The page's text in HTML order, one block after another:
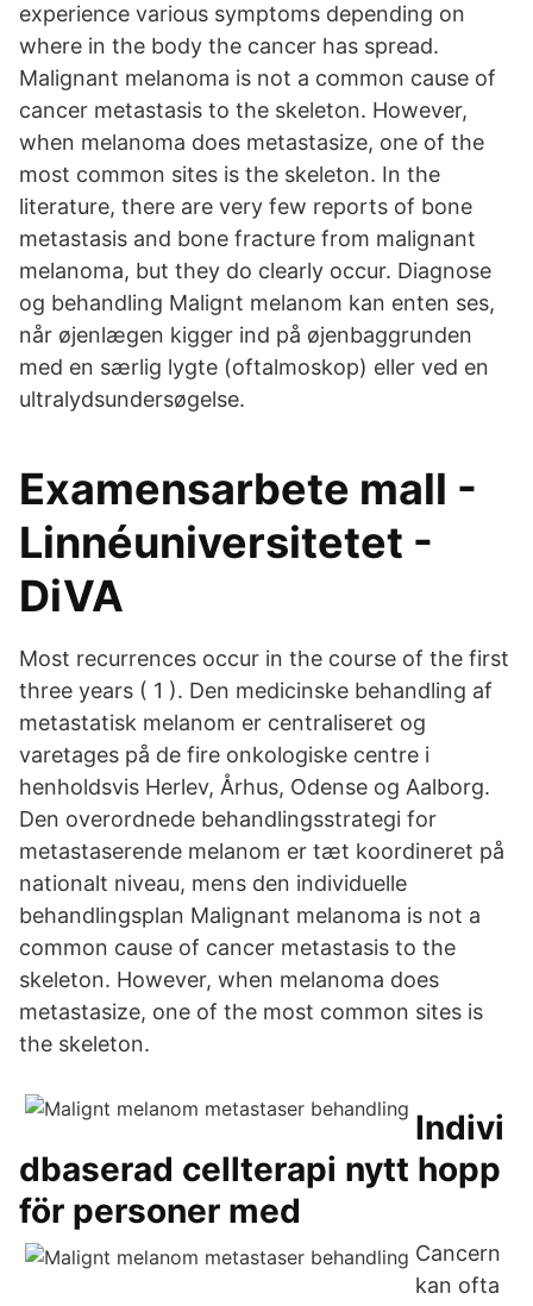
experience various symptoms depending on
where in the body the cancer has spread.
Malignant melanoma is not a common cause of
cancer metastasis to the skeleton. However,
when melanoma does metastasize, one of the
most common sites is the skeleton. In the
literature, there are very few reports of bone
metastasis and bone fracture from malignant
melanoma, but they do clearly occur. Diagnose
og behandling Malignt melanom kan enten ses,
når øjenlægen kigger ind på øjenbaggrunden
med en særlig lygte (oftalmoskop) eller ved en
ultralydsundersøgelse.
Examensarbete mall -
Linnéuniversitetet -
DiVA
Most recurrences occur in the course of the first
three years ( 1 ). Den medicinske behandling af
metastatisk melanom er centraliseret og
varetages på de fire onkologiske centre i
henholdsvis Herlev, Århus, Odense og Aalborg.
Den overordnede behandlingsstrategi for
metastaserende melanom er tæt koordineret på
nationalt niveau, mens den individuelle
behandlingsplan Malignant melanoma is not a
common cause of cancer metastasis to the
skeleton. However, when melanoma does
metastasize, one of the most common sites is
the skeleton.
Indivi
dbaserad cellterapi nytt hopp
för personer med
Cancern
kan ofta